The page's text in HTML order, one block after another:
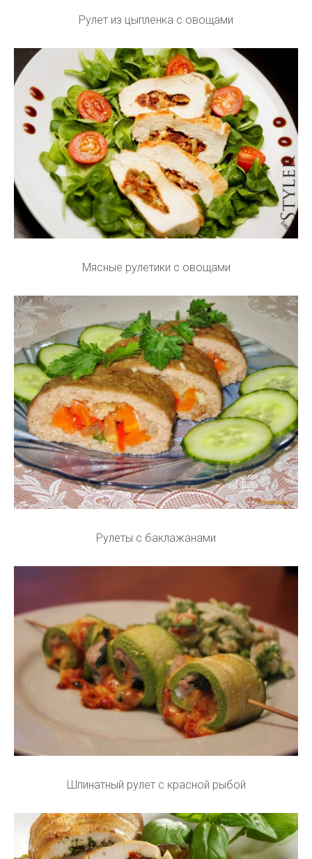
Рулет из цыпленка с овощами
Мясные рулетики с овощами
Рулеты с баклажанами
Шпинатный рулет с красной рыбой